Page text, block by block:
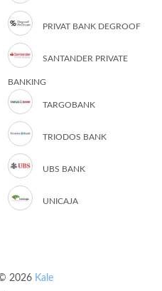
PRIVAT BANK DEGROOF
SANTANDER PRIVATE
BANKING
TARGOBANK
TRIODOS BANK
UBS BANK
UNICAJA
2026 Kale